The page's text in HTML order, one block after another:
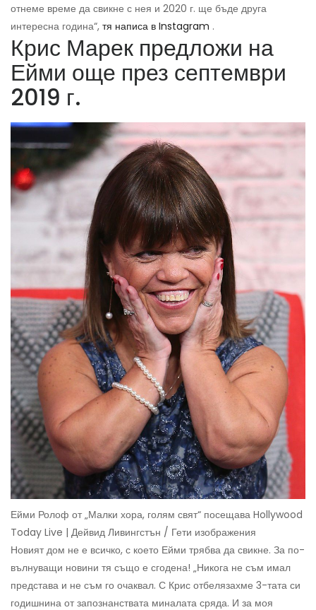
отнеме време да свикне с нея и 2020 г. ще бъде друга
интересна година“, тя написа в Instagram .
Крис Марек предложи на
Ейми още през септември
2019 г.
Ейми Ролоф от „Малки хора, голям свят“ посещава Hollywood
Today Live | Дейвид Ливингстън / Гети изображения
Новият дом не е всичко, с което Ейми трябва да свикне. За по-
вълнуващи новини тя също е сгодена! „Никога не съм имал
представа и не съм го очаквал. С Крис отбелязахме 3-тата си
годишнина от запознанствата миналата сряда. И за моя